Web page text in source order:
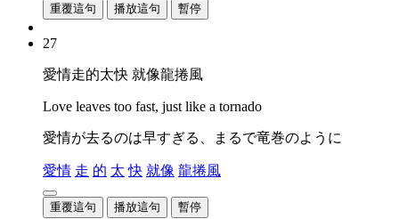
重覆這句 播放這句 暫停
27
愛情走的太快 就像龍捲風
Love leaves too fast, just like a tornado
愛情が去るのは早すぎる、まるで竜巻のように
愛情 走 的 太 快 就像 龍捲風
重覆這句 播放這句 暫停